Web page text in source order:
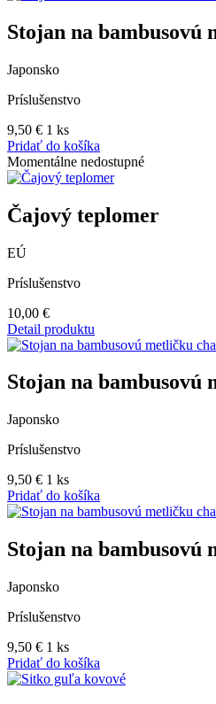
Stojan na bambusovú
Japonsko
Príslušenstvo
9,50 € 1 ks
Pridať do košíka
Momentálne nedostupné
Čajový teplomer
EÚ
Príslušenstvo
10,00 €
Detail produktu
Stojan na bambusovú
Japonsko
Príslušenstvo
9,50 € 1 ks
Pridať do košíka
Stojan na bambusovú
Japonsko
Príslušenstvo
9,50 € 1 ks
Pridať do košíka